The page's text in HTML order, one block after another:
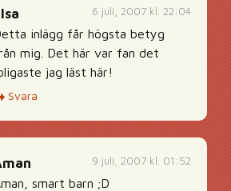
6 juli, 2007 kl. 22:04
inlägg får högsta betyg
mig. Det här var fan det
jag läst här!
Svara
9 juli, 2007 kl. 01:52
smart barn ;D